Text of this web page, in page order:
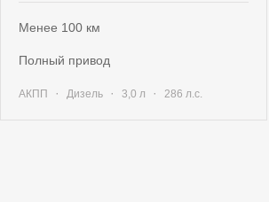
Менее 100 км
полный привод
АКПП · Дизель · 3,0 л · 286 л.с.